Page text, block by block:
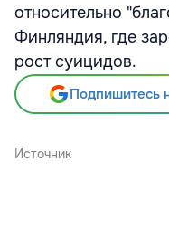
относительно
Финляндия, где
рост суицидов.
Подпишитесь
Источник